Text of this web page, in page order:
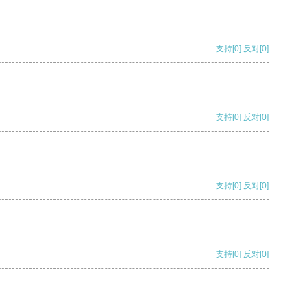
支持[0] 反对[0]
支持[0] 反对[0]
支持[0] 反对[0]
支持[0] 反对[0]